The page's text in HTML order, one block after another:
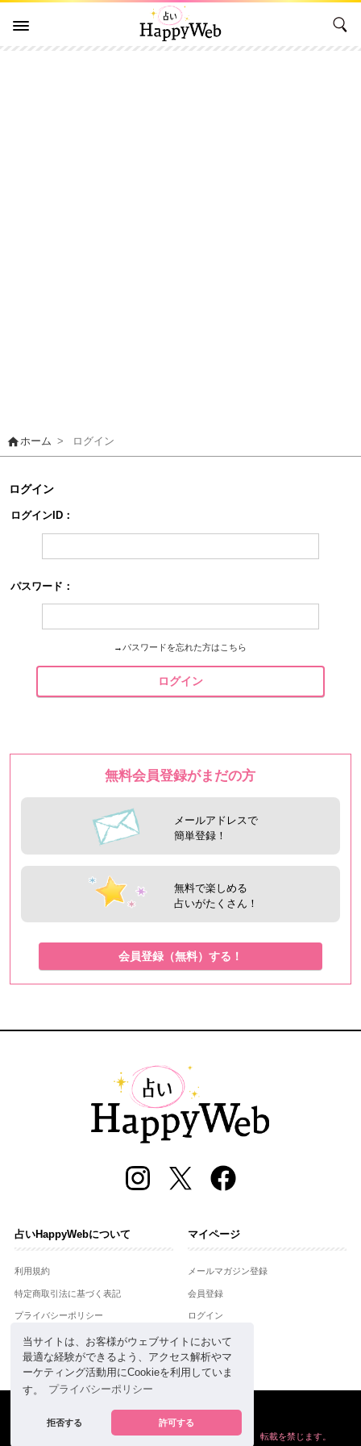
当サイトは、お客様がウェブサイトにおいて
最適な経験ができるよう、アクセス解析やマ
ーケティング活動用にCookieを利用していま
す。
プライバシーポリシー
拒否する 許可する
homeホーム > ログイン
ログイン
ログインID：
パスワード：
→ パスワードを忘れた方はこちら
ログイン
無料会員登録がまだの方
メールアドレスで
簡単登録！
無料で楽しめる
占いがたくさん！
会員登録（無料）する！
占いHappyWebについて
利用規約
特定商取引法に基づく表記
プライバシーポリシー
運営会社
お問合せ
マイページ
メールマガジン登録
会員登録
ログイン
powered by
掲載の情報や画像など、すべてのコンテンツの無断複写、転載を禁じます。